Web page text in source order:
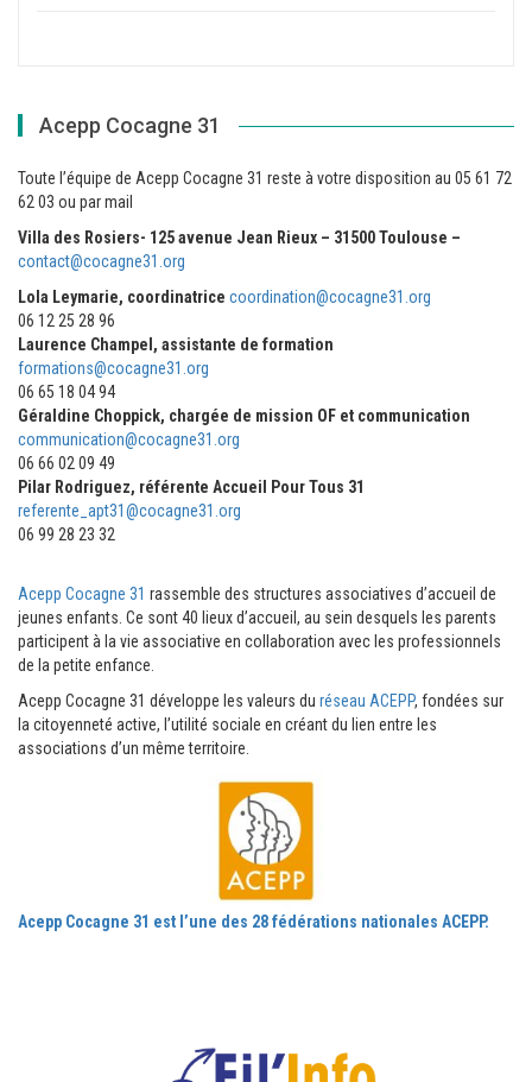
Acepp Cocagne 31
Toute l’équipe de Acepp Cocagne 31 reste à votre disposition au 05 61 72
62 03 ou par mail
Villa des Rosiers- 125 avenue Jean Rieux – 31500 Toulouse –
contact@cocagne31.org
Lola Leymarie, coordinatrice coordination@cocagne31.org
06 12 25 28 96
Laurence Champel, assistante de formation
formations@cocagne31.org
06 65 18 04 94
Géraldine Choppick, chargée de mission OF et communication
communication@cocagne31.org
06 66 02 09 49
Pilar Rodriguez, référente Accueil Pour Tous 31
referente_apt31@cocagne31.org
06 99 28 23 32
Acepp Cocagne 31 rassemble des structures associatives d’accueil de
jeunes enfants. Ce sont 40 lieux d’accueil, au sein desquels les parents
participent à la vie associative en collaboration avec les professionnels
de la petite enfance.
Acepp Cocagne 31 développe les valeurs du réseau ACEPP, fondées sur
la citoyenneté active, l’utilité sociale en créant du lien entre les
associations d’un même territoire.
Acepp Cocagne 31 est l’une des 28 fédérations nationales ACEPP.